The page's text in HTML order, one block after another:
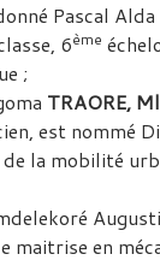
Pascal Alda
6ème
;
TRAORE,
est nommé
la mobilité
maitrise en